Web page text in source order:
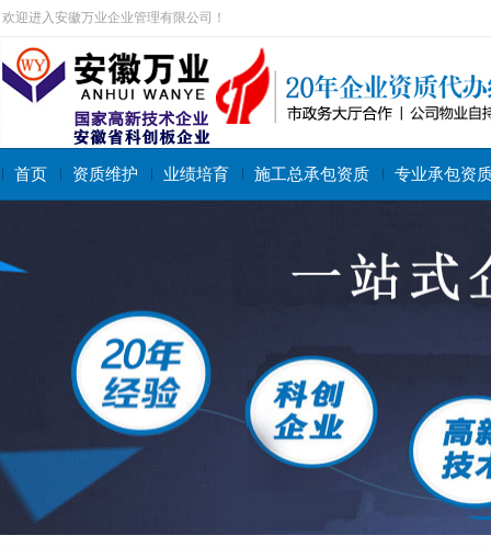
欢迎进入安徽万业企业管理有限公司！
首页 资质维护 业绩培育 施工总承包资质 专业承包资
搜索关键字： 施工总承包资质 专业承包资质 施工劳务资质